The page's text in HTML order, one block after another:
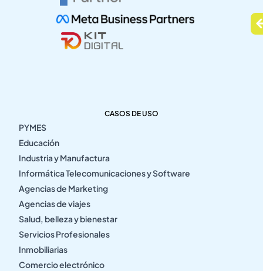
CASOS DE USO
PYMES
Educación
Industria y Manufactura
Informática Telecomunicaciones y Software
Agencias de Marketing
Agencias de viajes
Salud, belleza y bienestar
Servicios Profesionales
Inmobiliarias
Comercio electrónico